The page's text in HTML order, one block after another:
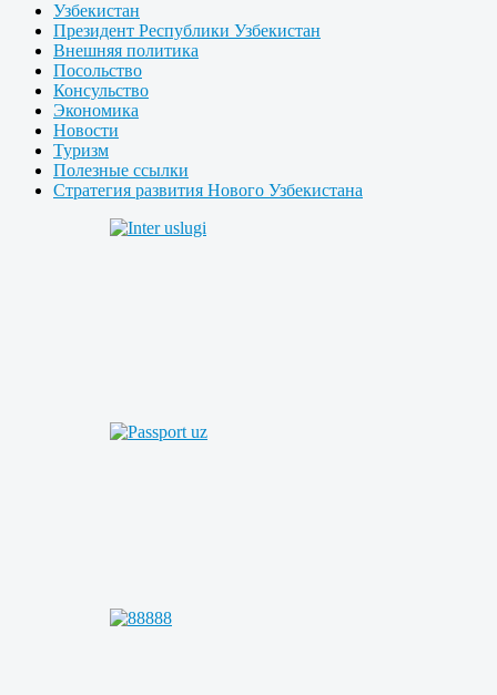
Узбекистан
Президент Республики Узбекистан
Внешняя политика
Посольство
Консульство
Экономика
Новости
Туризм
Полезные ссылки
Стратегия развития Нового Узбекистана